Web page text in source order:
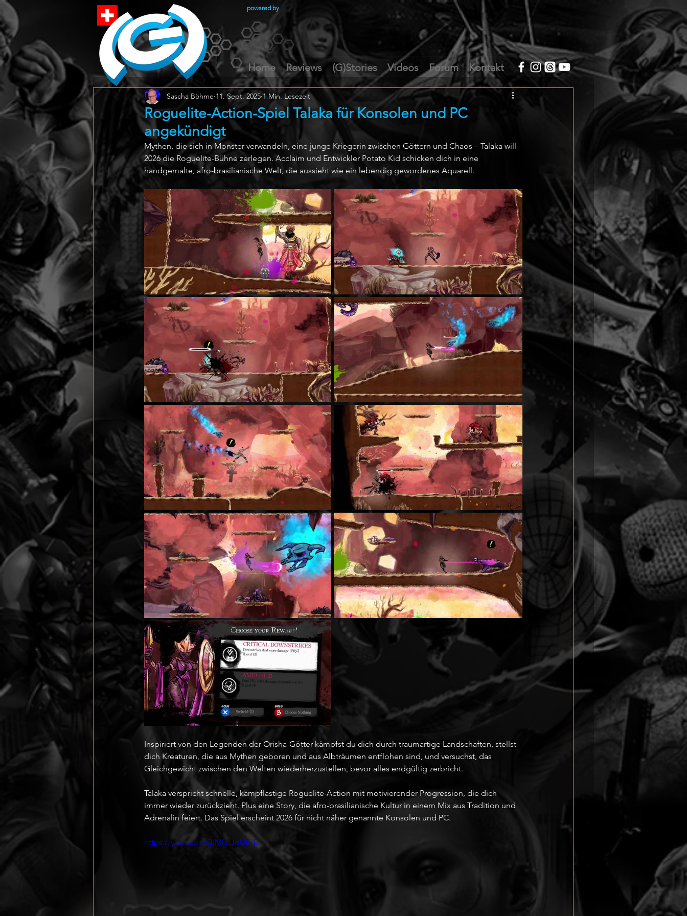
powered by
Home Reviews (G)Stories Videos Forum Kontakt
Roguelite-Action-Spiel Talaka für Konsolen und PC
angekündigt
Sascha Böhme 11. Sept. 2025 1 Min. Lesezeit
Mythen, die sich in Monster verwandeln, eine junge Kriegerin zwischen Göttern und Chaos – Talaka will
2026 die Roguelite-Bühne zerlegen. Acclaim und Entwickler Potato Kid schicken dich in eine
handgemalte, afro-brasilianische Welt, die aussieht wie ein lebendig gewordenes Aquarell.
Inspiriert von den Legenden der Orisha-Götter kämpfst du dich durch traumartige Landschaften, stellst
dich Kreaturen, die aus Mythen geboren und aus Albträumen entflohen sind, und versuchst, das
Gleichgewicht zwischen den Welten wiederherzustellen, bevor alles endgültig zerbricht.
Talaka verspricht schnelle, kampflastige Roguelite-Action mit motivierender Progression, die dich
immer wieder zurückzieht. Plus eine Story, die afro-brasilianische Kultur in einem Mix aus Tradition und
Adrenalin feiert. Das Spiel erscheint 2026 für nicht näher genannte Konsolen und PC.
https://youtu.be/QiM8nJoUL_E